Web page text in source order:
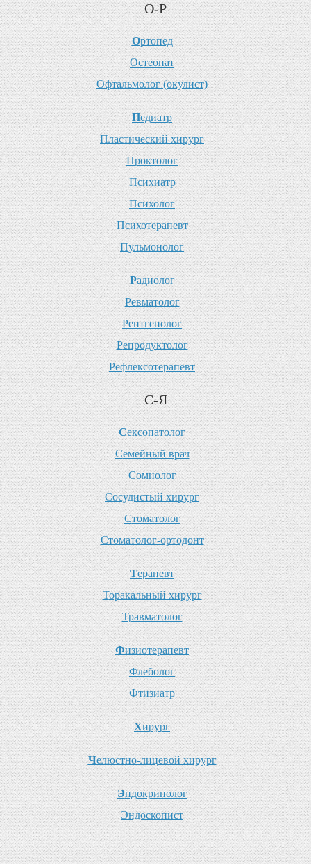
О-Р
Ортопед
Остеопат
Офтальмолог (окулист)
Педиатр
Пластический хирург
Проктолог
Психиатр
Психолог
Психотерапевт
Пульмонолог
Радиолог
Ревматолог
Рентгенолог
Репродуктолог
Рефлексотерапевт
С-Я
Сексопатолог
Семейный врач
Сомнолог
Сосудистый хирург
Стоматолог
Стоматолог-ортодонт
Терапевт
Торакальный хирург
Травматолог
Физиотерапевт
Флеболог
Фтизиатр
Хирург
Челюстно-лицевой хирург
Эндокринолог
Эндоскопист